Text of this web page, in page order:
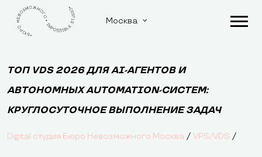
Москва
ТОП VDS 2026 ДЛЯ AI-АГЕНТОВ И
АВТОНОМНЫХ AUTOMATION-СИСТЕМ:
КРУГЛОСУТОЧНОЕ ВЫПОЛНЕНИЕ ЗАДАЧ
Digital студия Бюро Невозможного Москва / VPS/VDS /